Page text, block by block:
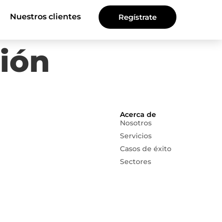
Nuestros clientes Regístrate
Acerca de
Nosotros
Servicios
Casos de éxito
Sectores